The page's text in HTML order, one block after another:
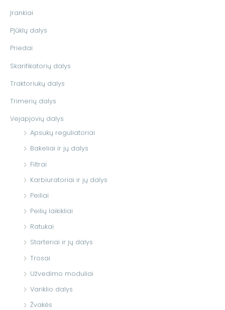
i
Įrankiai
Pjūklų dalys
Priedai
Skarifikatorių dalys
Traktoriukų dalys
Trimerių dalys
Vejapjovių dalys
Apsukų reguliatoriai
Bakeliai ir jų dalys
Filtrai
Karbiuratoriai ir jų dalys
Peiliai
Peilių laikikliai
Ratukai
Starteriai ir jų dalys
Trosai
Užvedimo moduliai
Variklio dalys
Žvakės